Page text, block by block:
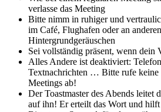
verlasse das Meeting
Bitte nimm in ruhiger und
im Café, Flughafen oder an
Hintergrundgeräuschen
Sei vollständig präsent, wenn dein
Alles Andere ist deaktiviert:
Textnachrichten … Bitte rufe keine
Meetings ab!
Der Toastmaster des Abends leitet
auf ihn! Er erteilt das Wort und